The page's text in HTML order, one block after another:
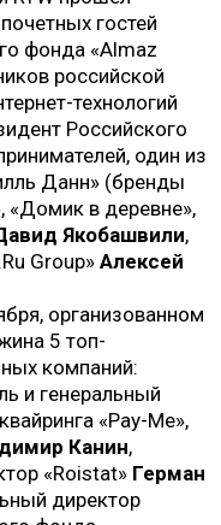
гостей
фонда «Almaz
российской
технологий
Российского
один из
Данн» (бренды
в деревне»,
Якобашвили,
Group» Алексей
организованном
5 топ-
компаний:
и генеральный
«Pay-Me»,
Канин,
«Roistat» Герман
директор